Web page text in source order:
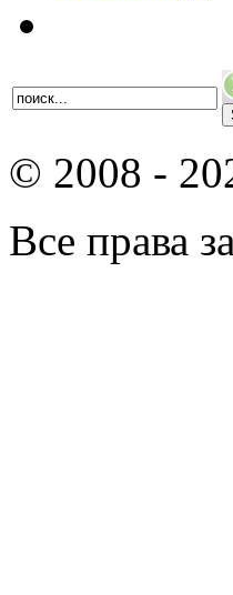
© 2008 -
Все права